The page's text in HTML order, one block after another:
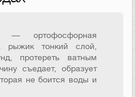
— ортофосфорная
рыжик тонкий слой,
протереть ватным
съедает, образует
не боится воды и